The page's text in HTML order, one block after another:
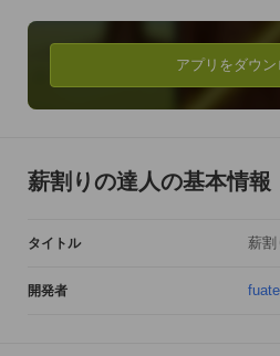
薪を投げたらゲームオーバーだよ！
アプリをダウン
薪割りの達人の基本情報
タイトル 薪割
開発者